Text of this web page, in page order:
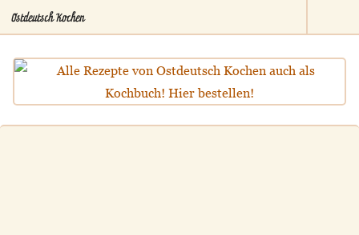
Ostdeutsch Kochen